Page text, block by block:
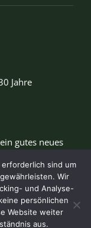
Jahre
gutes neues
sind um
Wir
und Analyse-
persönlichen
Website weiter
aus.